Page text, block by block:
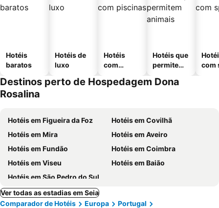
Hotéis
baratos
Hotéis de
luxo
Hotéis
com
Hotéis que
permitem
com
Destinos perto de Hospedagem Dona
Rosalina
Hotéis em Figueira da Foz
Hotéis em Covilhã
Hotéis em Mira
Hotéis em Aveiro
Hotéis em Fundão
Hotéis em Coimbra
Hotéis em Viseu
Hotéis em Baião
Hotéis em São Pedro do Sul
Ver todas as estadias em Seia
Comparador de Hotéis
Europa
Portugal